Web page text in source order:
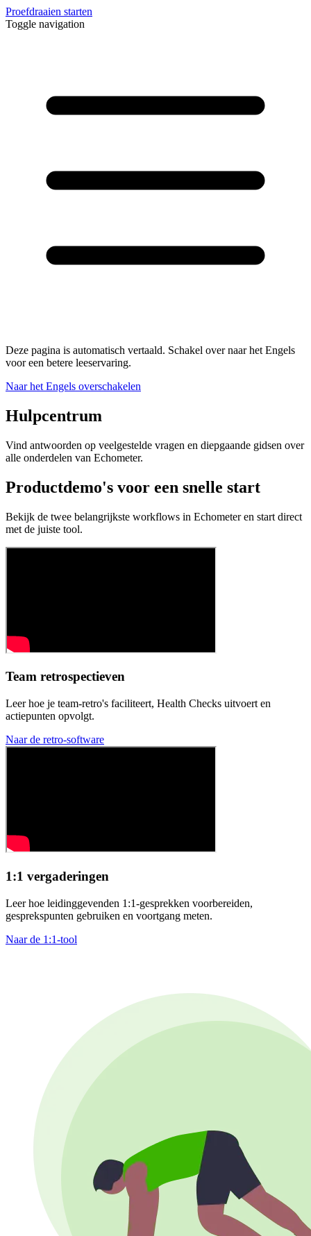
Proefdraaien starten
Toggle navigation
Deze pagina is automatisch vertaald. Schakel over naar het Engels
voor een betere leeservaring.
Naar het Engels overschakelen
Hulpcentrum
Vind antwoorden op veelgestelde vragen en diepgaande gidsen over
alle onderdelen van Echometer.
Productdemo's voor een snelle start
Bekijk de twee belangrijkste workflows in Echometer en start direct
met de juiste tool.
Team retrospectieven
Leer hoe je team-retro's faciliteert, Health Checks uitvoert en
actiepunten opvolgt.
Naar de retro-software
1:1 vergaderingen
Leer hoe leidinggevenden 1:1-gesprekken voorbereiden,
gesprekspunten gebruiken en voortgang meten.
Naar de 1:1-tool